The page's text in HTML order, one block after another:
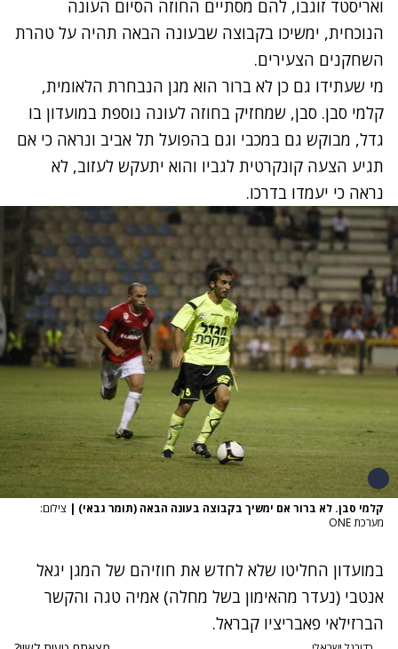
ואריסטד זוגבו, להם מסתיים החוזה הסיום העונה
הנוכחית, ימשיכו בקבוצה שבעונה הבאה תהיה על טהרת
השחקנים הצעירים.
מי שעתידו גם כן לא ברור הוא מגן הנבחרת הלאומית,
קלמי סבן. סבן, שמחזיק בחוזה לעונה נוספת במועדון בו
גדל, מבוקש גם במכבי וגם בהפועל תל אביב ונראה כי אם
תגיע הצעה קונקרטית לגביו והוא יתעקש לעזוב, לא
נראה כי יעמדו בדרכו.
קלמי סבן. לא ברור אם ימשיך בקבוצה בעונה הבאה (תומר גבאי) | צילום:
מערכת ONE
במועדון החליטו שלא לחדש את חוזיהם של המגן יגאל
אנטבי (נעדר מהאימון בשל מחלה) אמיה טגה והקשר
הברזילאי פאבריציו קבראל.